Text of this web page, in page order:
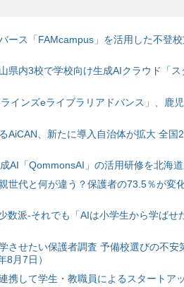
ース「FAMcampus」を活用した不登
県内3校で学校向け生成AIクラウド「
インズeライブラリアドバンス」、鹿
AiCAN、新たに導入自治体が拡大 全国
AI「QommonsAI」の活用研修を北海
世代と何が違う？保護者の73.5％が変
数派-それでも「AIは小学生から学ば
させたい保護者調査 予備校選びの不
8月7日）
携して学生・教職員によるスタートア